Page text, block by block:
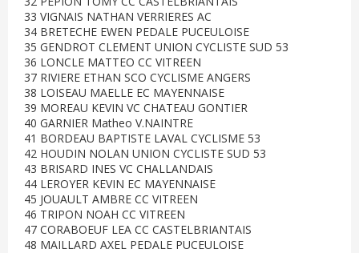
33 VIGNAIS NATHAN VERRIERES AC
34 BRETECHE EWEN PEDALE PUCEULOISE
35 GENDROT CLEMENT UNION CYCLISTE SUD 53
36 LONCLE MATTEO CC VITREEN
37 RIVIERE ETHAN SCO CYCLISME ANGERS
38 LOISEAU MAELLE EC MAYENNAISE
39 MOREAU KEVIN VC CHATEAU GONTIER
40 GARNIER Matheo V.NAINTRE
41 BORDEAU BAPTISTE LAVAL CYCLISME 53
42 HOUDIN NOLAN UNION CYCLISTE SUD 53
43 BRISARD INES VC CHALLANDAIS
44 LEROYER KEVIN EC MAYENNAISE
45 JOUAULT AMBRE CC VITREEN
46 TRIPON NOAH CC VITREEN
47 CORABOEUF LEA CC CASTELBRIANTAIS
48 MAILLARD AXEL PEDALE PUCEULOISE